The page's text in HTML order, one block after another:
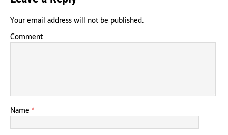
Your email address will not be published.
Comment
Name *